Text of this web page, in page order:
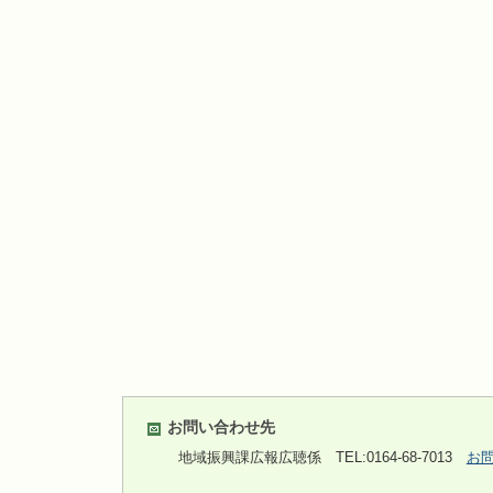
お問い合わせ先
地域振興課広報広聴係TEL:0164-68-7013 お